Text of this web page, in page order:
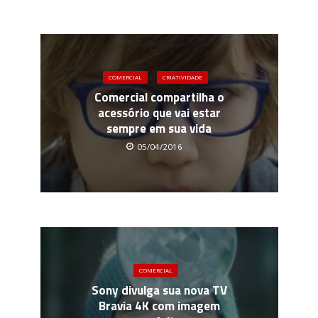
COMERCIAL CRIATIVIDADE
Comercial compartilha o
acessório que vai estar
sempre em sua vida
05/04/2016
COMERCIAL
Sony divulga sua nova TV
Bravia 4K com imagem